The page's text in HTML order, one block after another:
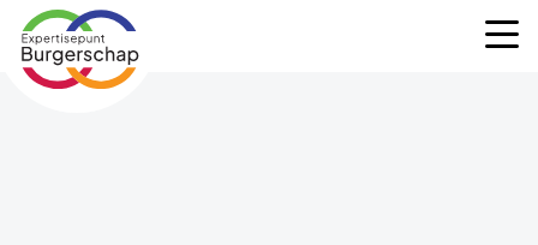
Expertisepunt
Burgerschap